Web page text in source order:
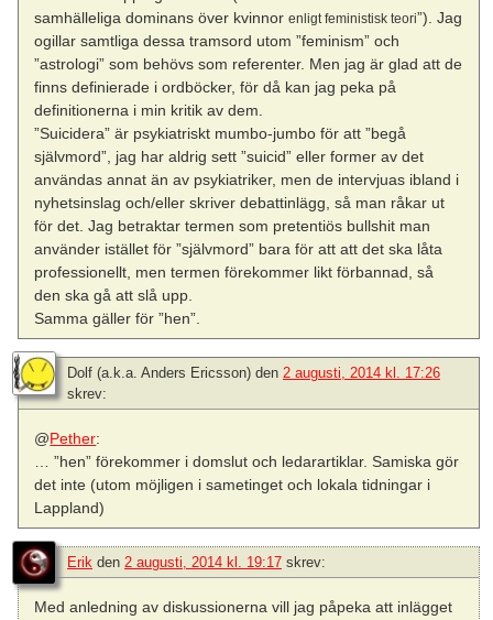
samhälleliga dominans över kvinnorenligt feministisk teori”). Jag
ogillar samtliga dessa tramsord utom ”feminism” och
”astrologi” som behövs som referenter. Men jag är glad att de
finns definierade i ordböcker, för då kan jag peka på
definitionerna i min kritik av dem.
”Suicidera” är psykiatriskt mumbo-jumbo för att ”begå
självmord”, jag har aldrig sett ”suicid” eller former av det
användas annat än av psykiatriker, men de intervjuas ibland i
nyhetsinslag och/eller skriver debattinlägg, så man råkar ut
för det. Jag betraktar termen som pretentiös bullshit man
använder istället för ”självmord” bara för att att det ska låta
professionellt, men termen förekommer likt förbannad, så
den ska gå att slå upp.
Samma gäller för ”hen”.
Dolf (a.k.a. Anders Ericsson) den 2 augusti, 2014 kl. 17:26
skrev:
@Pether:
… ”hen” förekommer i domslut och ledarartiklar. Samiska gör
det inte (utom möjligen i sametinget och lokala tidningar i
Lappland)
Erik den 2 augusti, 2014 kl. 19:17 skrev:
Med anledning av diskussionerna vill jag påpeka att inlägget